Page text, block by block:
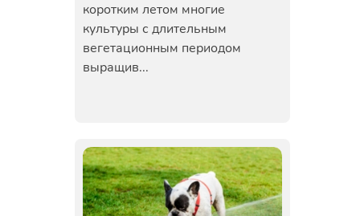
коротким летом многие
культуры с длительным
вегетационным периодом
выращив...